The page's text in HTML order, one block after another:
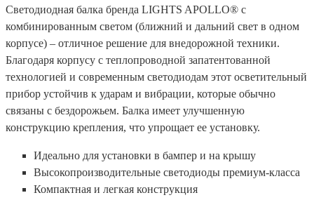
Светодиодная балка бренда LIGHTS APOLLO® с
комбинированным светом (ближний и дальний свет в одном
корпусе) – отличное решение для внедорожной техники.
Благодаря корпусу с теплопроводной запатентованной
технологией и современным светодиодам этот осветительный
прибор устойчив к ударам и вибрации, которые обычно
связаны с бездорожьем. Балка имеет улучшенную
конструкцию крепления, что упрощает ее установку.
Идеально для установки в бампер и на крышу
Высокопроизводительные светодиоды премиум-класса
Компактная и легкая конструкция